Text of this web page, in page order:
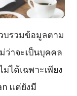
บรวมข้อมูลตาม
ว่าจะเป็นบุคคล
ได้เฉพาะเพียง
แต่ยังมี